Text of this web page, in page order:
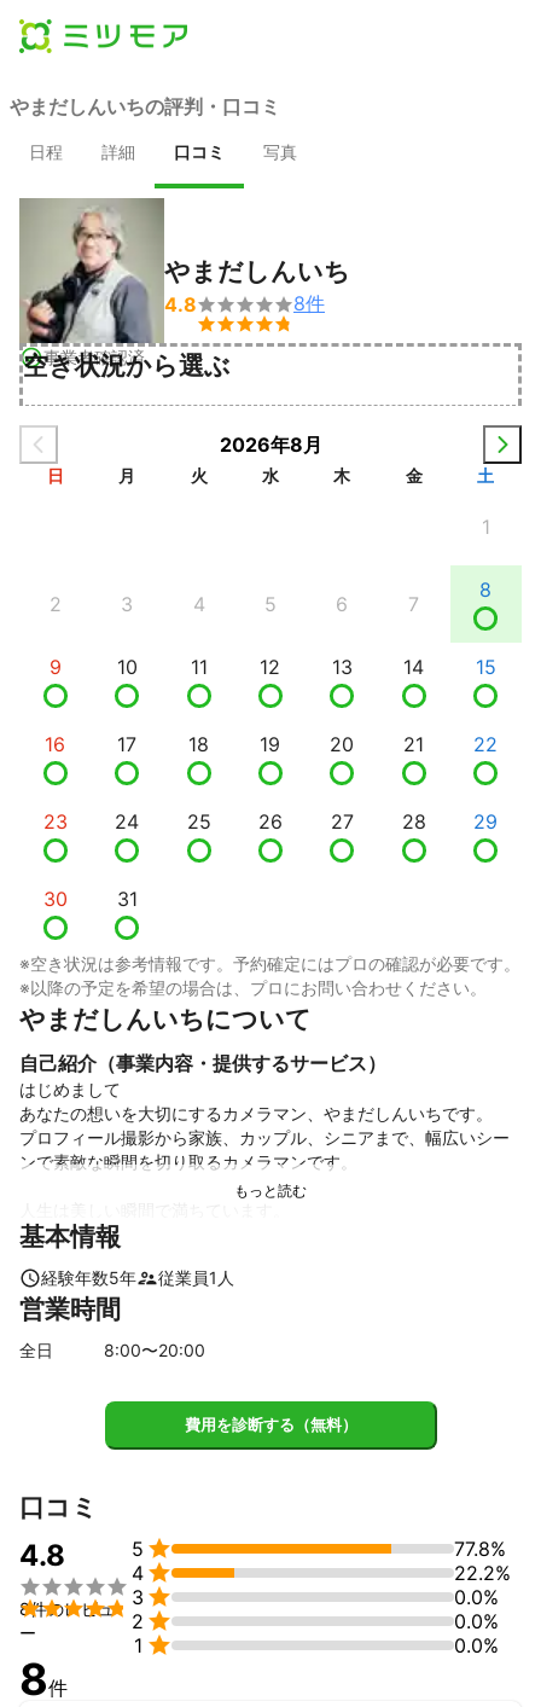
やまだしんいちの評判・口コミ
日程 詳細 口コミ 写真
事業者確認済
やまだしんいち
4.8

8件
空き状況から選ぶ
2026年8月
日 月 火 水 木 金 土
1
2 3 4 5 6 7
8
9 10 11 12 13 14 15
16 17 18 19 20 21 22
23 24 25 26 27 28 29
30 31
※空き状況は参考情報です。予約確定にはプロの確認が必要です。
※以降の予定を希望の場合は、プロにお問い合わせください。
やまだしんいちについて
自己紹介（事業内容・提供するサービス）
はじめまして
あなたの想いを大切にするカメラマン、やまだしんいちです。
プロフィール撮影から家族、カップル、シニアまで、幅広いシー
ンで素敵な瞬間を切り取るカメラマンです。
私はその瞬間を写真に閉じ込め、あなたの大切な想いを大切な思
笑顔や感情が溢れる写真は、時間を超えて心に残るもの。
それを共に創り上げることを楽しみにしています。
プロフィール撮影では、あなたの個性を引き立たせる一枚を
カップル撮影では、お二人の特別で大切な瞬間を
シニア撮影では、今の素敵な貴方の輝きを大切に
その想いを大切に、丁寧な撮影を心がてます。
私は写真を通じて、あなたとの素敵な出会いを楽しみにしていま
す。
撮影中もリラックスして、自然体で過ごしていただけるよう心掛
けて
笑顔やリラックスした表情こそが、最高の写真を作り上げる鍵で
す。
撮影のプロセスはもちろんですが、その前のコミュニケーション
も大切にしています。
基本情報
経験年数5年 従業員1 人
営業時間
全日 8:00〜20:00
費用を診断する（無料）
口コミ
4.8


8件のレビュ
ー
5 
77.8%
4 
22.2%
3 
0.0%
2 
0.0%
1  0.0%
8件